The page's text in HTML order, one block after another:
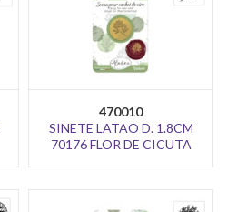
470010
SINETE LATAO D. 1.8CM
70176 FLOR DE CICUTA